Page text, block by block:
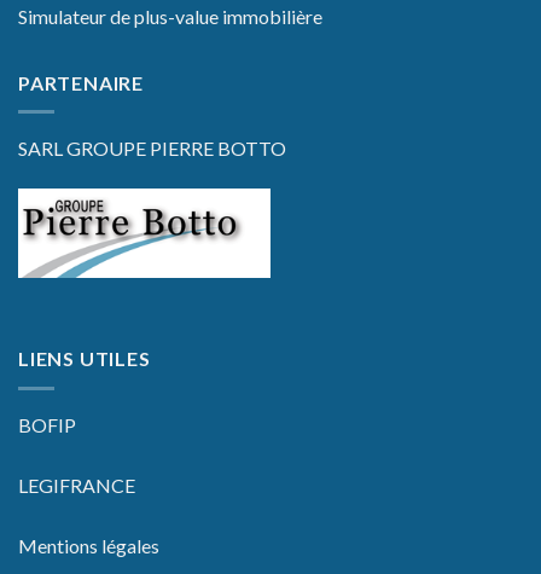
Simulateur de plus-value immobilière
PARTENAIRE
SARL GROUPE PIERRE BOTTO
LIENS UTILES
BOFIP
LEGIFRANCE
Mentions légales